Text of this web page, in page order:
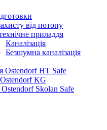
від потопу
приладдя
Каналізація
Безшумна каналізація
Ostendorf HT Safe
Ostendorf KG
Skolan Safe